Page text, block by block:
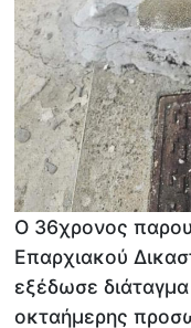
Ο 36χρονος
Επαρχιακού
εξέδωσε διάταγμα
οκταήμερης